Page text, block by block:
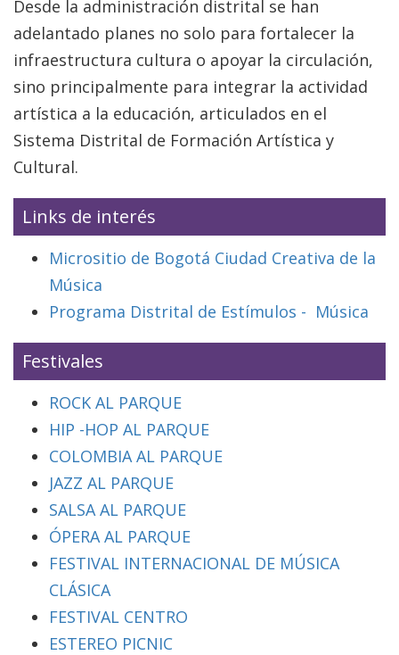
Desde la administración distrital se han
adelantado planes no solo para fortalecer la
infraestructura cultura o apoyar la circulación,
sino principalmente para integrar la actividad
artística a la educación, articulados en el
Sistema Distrital de Formación Artística y
Cultural.
Links de interés
Micrositio de Bogotá Ciudad Creativa de la
Música
Programa Distrital de Estímulos - Música
Festivales
ROCK AL PARQUE
HIP -HOP AL PARQUE
COLOMBIA AL PARQUE
JAZZ AL PARQUE
SALSA AL PARQUE
ÓPERA AL PARQUE
FESTIVAL INTERNACIONAL DE MÚSICA
CLÁSICA
FESTIVAL CENTRO
ESTEREO PICNIC